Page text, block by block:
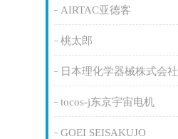
AIRTAC亚德客
桃太郎
日本理化学器械株式会社
tocos-j东京宇宙电机
GOEI SEISAKUJO